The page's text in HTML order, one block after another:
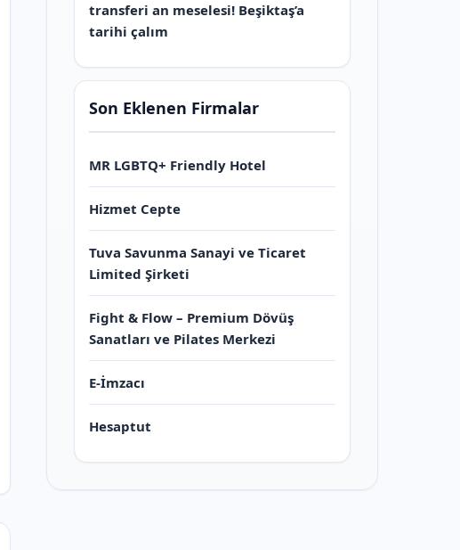
transferi an meselesi! Beşiktaş’a
tarihi çalım
Son Eklenen Firmalar
MR LGBTQ+ Friendly Hotel
Hizmet Cepte
Tuva Savunma Sanayi ve Ticaret
Limited Şirketi
Fight & Flow – Premium Dövüş
Sanatları ve Pilates Merkezi
E-İmzacı
Hesaptut